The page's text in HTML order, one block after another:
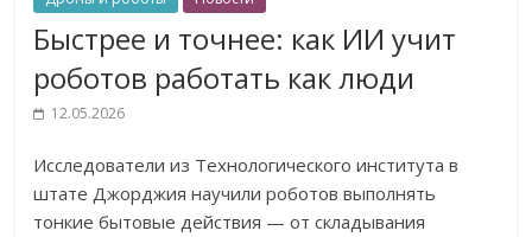
Быстрее и точнее: как ИИ учит
роботов работать как люди
12.05.2026
Исследователи из Технологического института в
штате Джорджия научили роботов выполнять
тонкие бытовые действия — от складывания